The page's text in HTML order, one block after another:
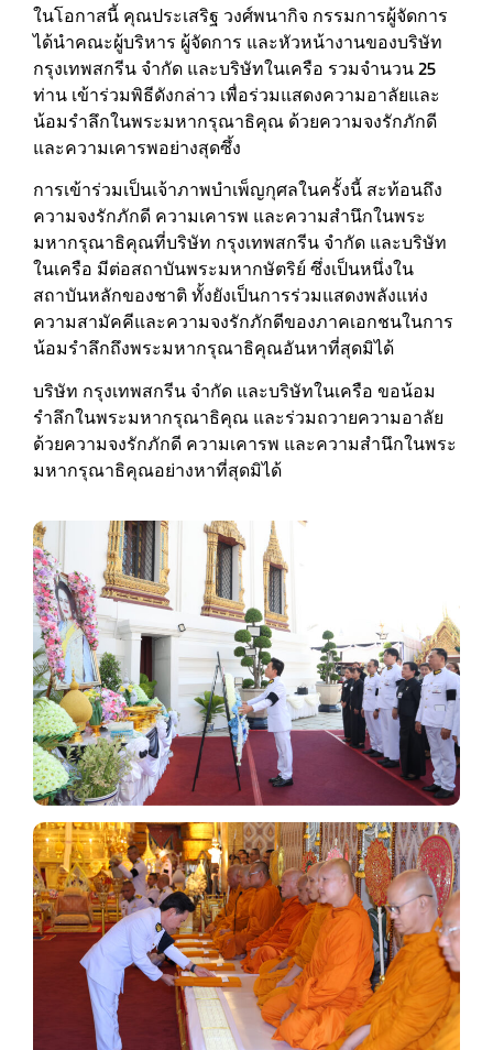
ในโอกาสนี้ คุณประเสริฐ วงศ์พนากิจ กรรมการผู้จัดการ
ได้นำคณะผู้บริหาร ผู้จัดการ และหัวหน้างานของบริษัท
กรุงเทพสกรีน จำกัด และบริษัทในเครือ รวมจำนวน 25
ท่าน เข้าร่วมพิธีดังกล่าว เพื่อร่วมแสดงความอาลัยและ
น้อมรำลึกในพระมหากรุณาธิคุณ ด้วยความจงรักภักดี
และความเคารพอย่างสุดซึ้ง
การเข้าร่วมเป็นเจ้าภาพบำเพ็ญกุศลในครั้งนี้ สะท้อนถึง
ความจงรักภักดี ความเคารพ และความสำนึกในพระ
มหากรุณาธิคุณที่บริษัท กรุงเทพสกรีน จำกัด และบริษัท
ในเครือ มีต่อสถาบันพระมหากษัตริย์ ซึ่งเป็นหนึ่งใน
สถาบันหลักของชาติ ทั้งยังเป็นการร่วมแสดงพลังแห่ง
ความสามัคคีและความจงรักภักดีของภาคเอกชนในการ
น้อมรำลึกถึงพระมหากรุณาธิคุณอันหาที่สุดมิได้
บริษัท กรุงเทพสกรีน จำกัด และบริษัทในเครือ ขอน้อม
รำลึกในพระมหากรุณาธิคุณ และร่วมถวายความอาลัย
ด้วยความจงรักภักดี ความเคารพ และความสำนึกในพระ
มหากรุณาธิคุณอย่างหาที่สุดมิได้